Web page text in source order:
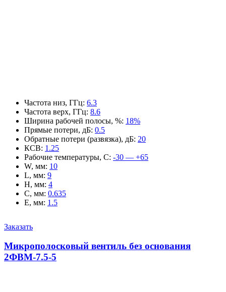
Частота низ, ГГц: 6.3
Частота верх, ГГц: 8.6
Ширина рабочей полосы, %: 18%
Прямые потери, дБ: 0.5
Обратные потери (развязка), дБ: 20
КСВ: 1.25
Рабочие температуры, С: -30 — +65
W, мм: 10
L, мм: 9
H, мм: 4
C, мм: 0.635
E, мм: 1.5
Заказать
Микрополосковый вентиль без основания
2ФВМ-7.5-5